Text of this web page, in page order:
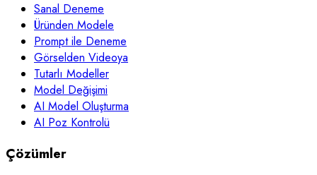
Sanal Deneme
Üründen Modele
Prompt ile Deneme
Görselden Videoya
Tutarlı Modeller
Model Değişimi
AI Model Oluşturma
AI Poz Kontrolü
Çözümler